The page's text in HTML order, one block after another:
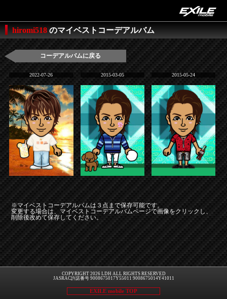
hiromi518 のマイベストコーデアルバム
コーデアルバムに戻る
2022-07-26 2015-03-05 2015-05-24
※マイベストコーデアルバムは３点まで保存可能です。
変更する場合は、マイベストコーデアルバムページで画像をクリックし、
削除後改めて保存してください。
COPYRIGHT 2026 LDH ALL RIGHTS RESERVED
JASRAC許諾番号 9008675017Y55011 9008675014Y41011
EXILE mobile TOP